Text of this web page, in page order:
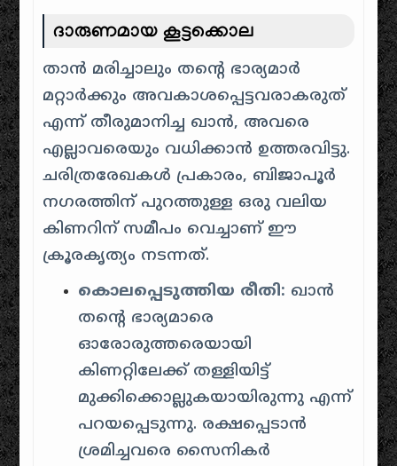
ദാരുണമായ കൂട്ടക്കൊല
താൻ മരിച്ചാലും തന്റെ ഭാര്യമാർ
മറ്റാർക്കും അവകാശപ്പെട്ടവരാകരുത്
എന്ന് തീരുമാനിച്ച ഖാൻ, അവരെ
എല്ലാവരെയും വധിക്കാൻ ഉത്തരവിട്ടു.
ചരിത്രരേഖകൾ പ്രകാരം, ബിജാപൂർ
നഗരത്തിന് പുറത്തുള്ള ഒരു വലിയ
കിണറിന് സമീപം വെച്ചാണ് ഈ
ക്രൂരകൃത്യം നടന്നത്.
കൊലപ്പെടുത്തിയ രീതി: ഖാൻ
തന്റെ ഭാര്യമാരെ
ഓരോരുത്തരെയായി
കിണറ്റിലേക്ക് തള്ളിയിട്ട്
മുക്കിക്കൊല്ലുകയായിരുന്നു എന്ന്
പറയപ്പെടുന്നു. രക്ഷപ്പെടാൻ
ശ്രമിച്ചവരെ സൈനികർ